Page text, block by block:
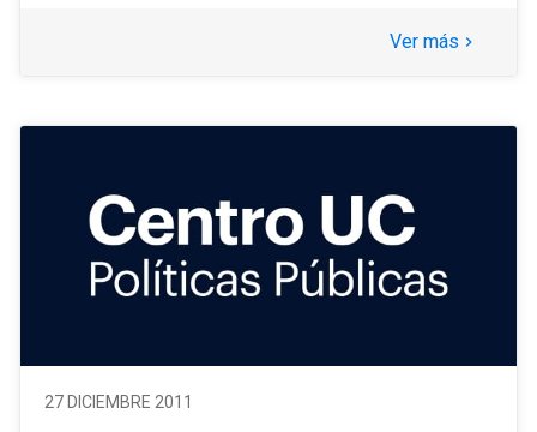
Ver más keyboard_arrow_right
27 DICIEMBRE 2011